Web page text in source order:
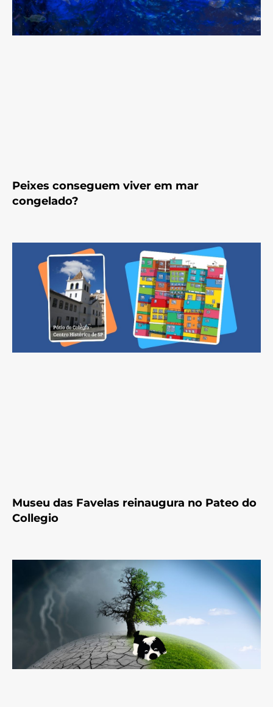
Peixes conseguem viver em mar
congelado?
Museu das Favelas reinaugura no Pateo do
Collegio